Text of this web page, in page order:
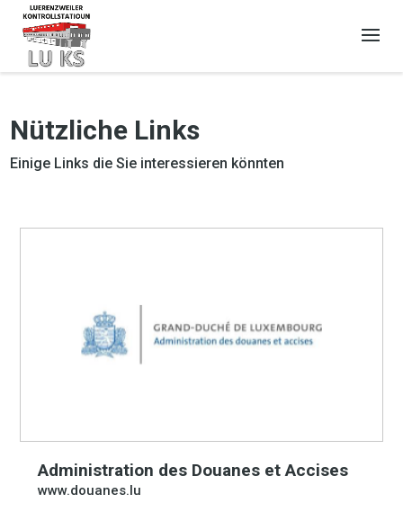
Nützliche Links
Einige Links die Sie interessieren könnten
Administration des Douanes et Accises
www.douanes.lu